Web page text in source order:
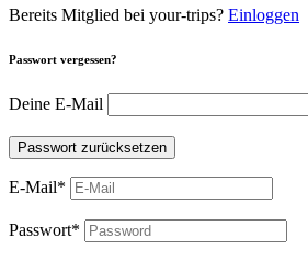
Bereits Mitglied bei your-trips? Einloggen
Passwort vergessen?
Deine E-Mail
Passwort zurücksetzen
E-Mail*
Passwort*